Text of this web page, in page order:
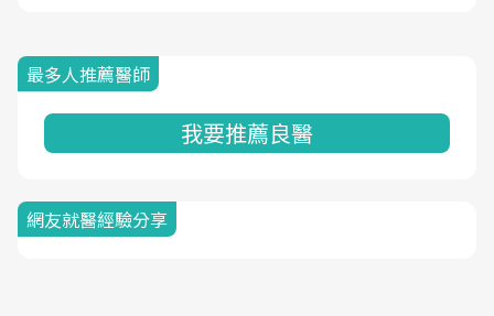
最多人推薦醫師
我要推薦良醫
網友就醫經驗分享